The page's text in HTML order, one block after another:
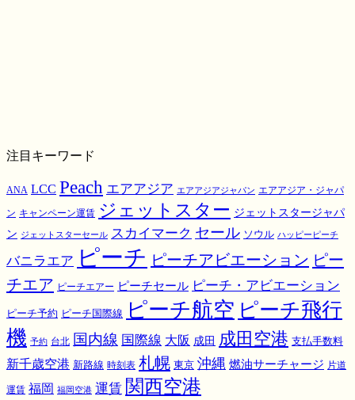
注目キーワード
ANA LCC Peach エアアジア エアアジアジャパン エアアジア・ジャパ
ン キャンペーン運賃 ジェットスター ジェットスタージャパ
ン ジェットスターセール スカイマーク セール ソウル ハッピーピーチ
バニラエア ピーチ ピーチアビエーション ピー
チエア ピーチエアー ピーチセール ピーチ・アビエーション
ピーチ予約 ピーチ国際線 ピーチ航空 ピーチ飛行
機 予約 台北 国内線 国際線 大阪 成田 成田空港 支払手数料
新千歳空港 新路線 時刻表 札幌 東京 沖縄 燃油サーチャージ 片道
運賃 福岡 福岡空港 運賃 関西空港